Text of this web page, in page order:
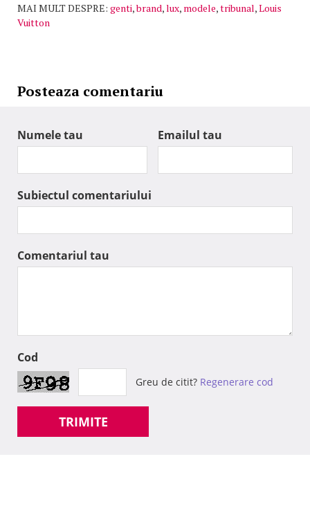
MAI MULT DESPRE: genti,brand,lux, modele,tribunal,Louis
Vuitton
Posteaza comentariu
Numele tau Emailul tau
Subiectul comentariului
Comentariul tau
Cod
Greu de citit? Regenerare cod
TRIMITE